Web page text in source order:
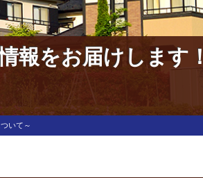
報をお届けします！
いて～